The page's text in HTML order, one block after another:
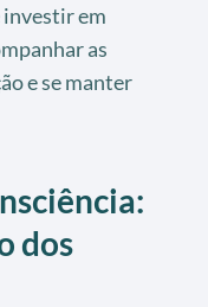
em
as
e se manter
dos